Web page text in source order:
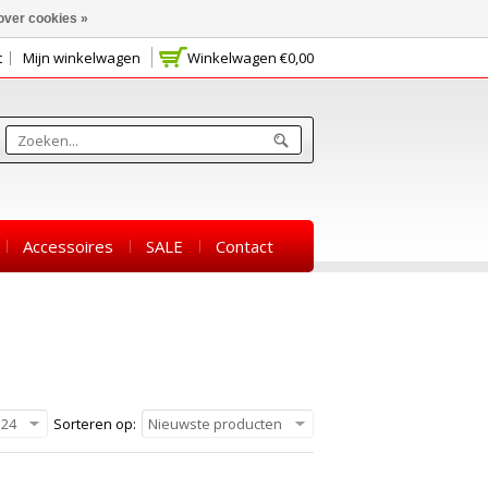
Winkelwagen €0,00
Mijn winkelwagen
Accessoires SALE Contact
Sorteren op: Nieuwste producten
24
cookies »